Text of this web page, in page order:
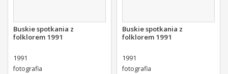
Buskie spotkania z
folklorem 1991
1991
fotografia
Buskie spotkania z
folklorem 1991
1991
fotografia